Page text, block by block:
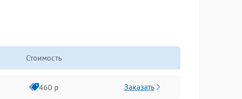
Стоимость
460 р Заказать